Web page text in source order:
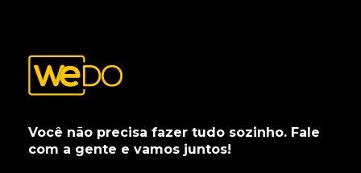
Você não precisa fazer tudo sozinho. Fale
com a gente e vamos juntos!